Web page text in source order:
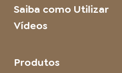
Saiba como Utilizar
Vídeos
Produtos